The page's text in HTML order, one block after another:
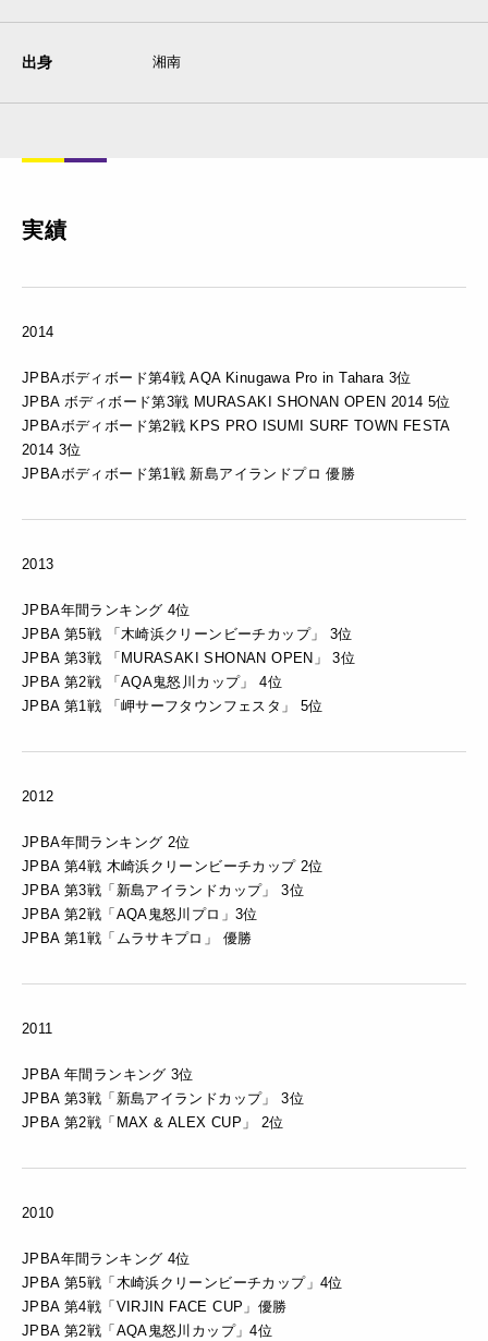
出身 湘南
実績
2014
JPBAボディボード第4戦 AQA Kinugawa Pro in Tahara 3位
JPBA ボディボード第3戦 MURASAKI SHONAN OPEN 2014 5位
JPBAボディボード第2戦 KPS PRO ISUMI SURF TOWN FESTA
2014 3位
JPBAボディボード第1戦 新島アイランドプロ 優勝
2013
JPBA年間ランキング 4位
JPBA 第5戦 「木崎浜クリーンビーチカップ」 3位
JPBA 第3戦 「MURASAKI SHONAN OPEN」 3位
JPBA 第2戦 「AQA鬼怒川カップ」 4位
JPBA 第1戦 「岬サーフタウンフェスタ」 5位
2012
JPBA年間ランキング 2位
JPBA 第4戦 木崎浜クリーンビーチカップ 2位
JPBA 第3戦「新島アイランドカップ」 3位
JPBA 第2戦「AQA鬼怒川プロ」3位
JPBA 第1戦「ムラサキプロ」 優勝
2011
JPBA 年間ランキング 3位
JPBA 第3戦「新島アイランドカップ」 3位
JPBA 第2戦「MAX & ALEX CUP」 2位
2010
JPBA年間ランキング 4位
JPBA 第5戦「木崎浜クリーンビーチカップ」4位
JPBA 第4戦「VIRJIN FACE CUP」優勝
JPBA 第2戦「AQA鬼怒川カップ」4位